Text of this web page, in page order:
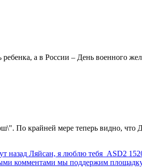
а в России – День военного
По крайней мере теперь видно,
назад Ляйсан, я люблю тебя ASD2
комментами мы поддержим